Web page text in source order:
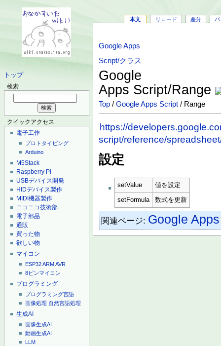
トップ
検索
クイックアクセス
電子工作
プロトタイピング
Arduino
M5Stack
Raspberry Pi
USBデバイス開発
HIDデバイス製作
MIDI機器製作
ニコニコ技術部
電子部品
通販
買った物
欲しい物
マイコン
ESP32ARMAVR
8ピンマイコン
プログラミング
プログラミング言語
画像処理 自然言語処理
生成AI
画像生成AI
動画生成AI
LLM
本文 リロード 差分 バ
Google Apps
Script/クラス
Google
Apps Script/Range
Top /Google Apps Script / Range
https://
script/reference/
設定
setValue 値を設定
setFormula 数式を更新
関連ページ: Google